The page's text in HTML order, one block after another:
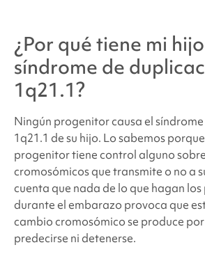
¿Por qué tiene mi hijo
síndrome de
1q21.1?
Ningún progenitor causa el
1q21.1 de su hijo. Lo sabemos
progenitor tiene control alguno
cromosómicos que transmite o no a
cuenta que nada de lo que hagan
durante el embarazo provoca que
cambio cromosómico se produce por
predecirse ni detenerse.